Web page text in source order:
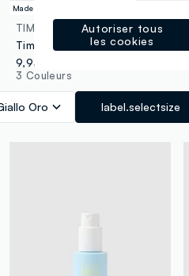
Made in Italy
TIME TO SHINE
Time to Shine Sunset Glow dry oil spray
9,95 €
3 Couleurs
Oro label.selectsize
Autoriser tous
les cookies